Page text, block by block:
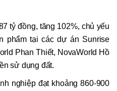
tỷ đồng, tăng 102%, chủ yếu
phẩm tại các dự án Sunrise
Phan Thiết, NovaWorld Hồ
sử dụng đất.
nghiệp đạt khoảng 860-900